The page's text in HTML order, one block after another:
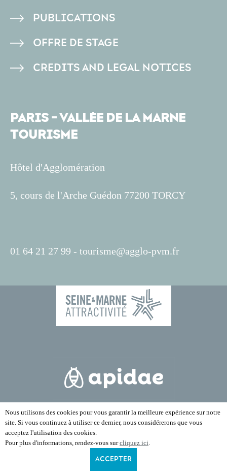
PUBLICATIONS
OFFRE DE STAGE
CREDITS AND LEGAL NOTICES
PARIS - VALLÉE DE LA MARNE
TOURISME
Hôtel d'Agglomération
5, cours de l'Arche Guédon 77200 TORCY
01 64 21 27 99 - tourisme@agglo-pvm.fr
Nous utilisons des cookies pour vous garantir la meilleure expérience sur notre
site. Si vous continuez à utiliser ce dernier, nous considérerons que vous
acceptez l'utilisation des cookies.
Pour plus d'informations, rendez-vous surcliquez ici.
ACCEPTER